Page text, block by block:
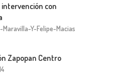
con
Y-Felipe-Macias
Zapopan Centro